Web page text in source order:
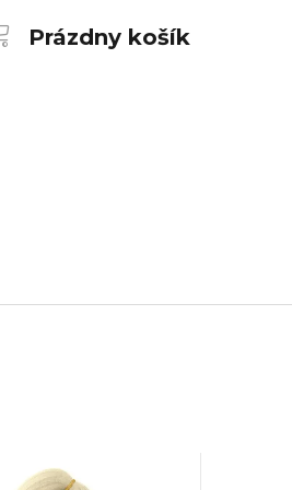
NÁKUPNÝ
KOŠÍK
Prázdny košík